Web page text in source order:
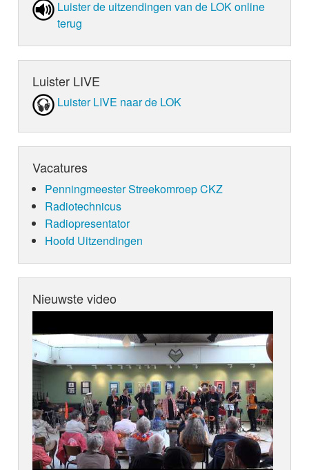
Luister de uit­zen­din­gen van de LOK online
terug
Luister LIVE
Luister LIVE naar de LOK
Vacatures
Penningmeester Streekomroep CKZ
Radiotechnicus
Radiopresentator
Hoofd Uitzendingen
Nieuwste video